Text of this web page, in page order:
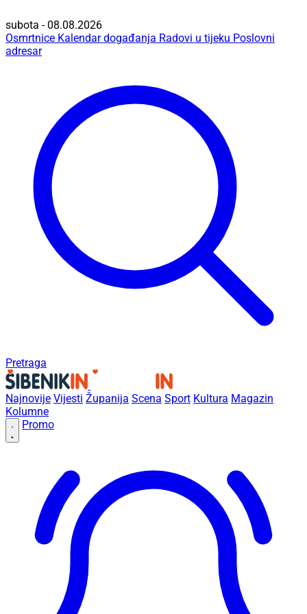
subota - 08.08.2026
Osmrtnice Kalendar događanja Radovi u tijeku Poslovni
adresar
Pretraga
Najnovije Vijesti Županija Scena Sport Kultura Magazin
Kolumne
Promo